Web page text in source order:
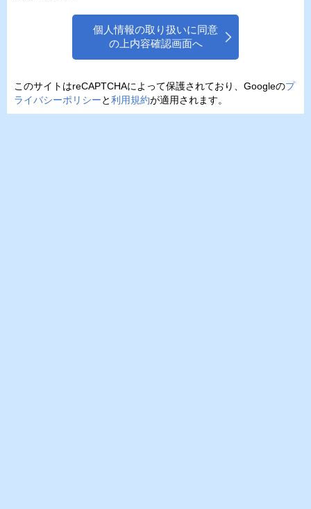
個人情報の取り扱いに同意
の上内容確認画面へ
このサイトはreCAPTCHAによって保護されており、Googleのプ
ライバシーポリシーと利用規約が適用されます。